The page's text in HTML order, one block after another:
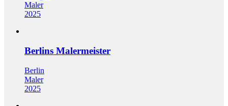
Maler
2025
Berlins Malermeister
Berlin
Maler
2025